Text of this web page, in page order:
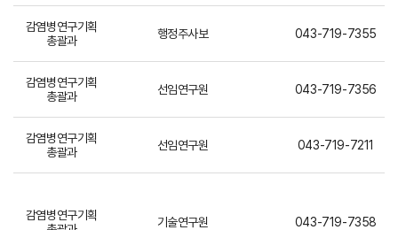
감염병연구기획
총괄과
행정주사보 043-719-7355
감염병연구기획
총괄과
선임연구원 043-719-7356
감염병연구기획
총괄과
선임연구원 043-719-7211
감염병연구기획
기술연구원 043-719-7358